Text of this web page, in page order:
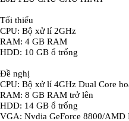
Tối thiểu
CPU: Bộ xử lí 2GHz
RAM: 4 GB RAM
HDD: 10 GB ổ trống
Đề nghị
CPU: Bộ xử lí 4GHz Dual Core
RAM: 8 GB RAM trở lên
HDD: 14 GB ổ trống
VGA: Nvdia GeForce 8800/AMD